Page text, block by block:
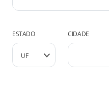
ESTADO CIDADE